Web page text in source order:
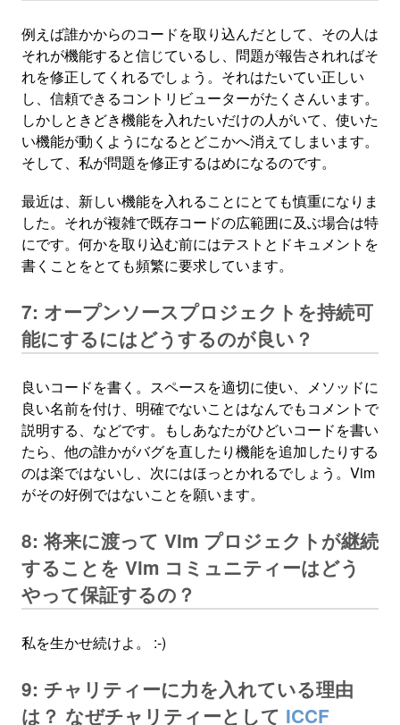
例えば誰かからのコードを取り込んだとして、その人は
それが機能すると信じているし、問題が報告されればそ
れを修正してくれるでしょう。それはたいてい正しい
し、信頼できるコントリビューターがたくさんいます。
しかしときどき機能を入れたいだけの人がいて、使いた
い機能が動くようになるとどこかへ消えてしまいます。
そして、私が問題を修正するはめになるのです。
最近は、新しい機能を入れることにとても慎重になりま
した。それが複雑で既存コードの広範囲に及ぶ場合は特
にです。何かを取り込む前にはテストとドキュメントを
書くことをとても頻繁に要求しています。
7: オープンソースプロジェクトを持続可
能にするにはどうするのが良い？
良いコードを書く。スペースを適切に使い、メソッドに
良い名前を付け、明確でないことはなんでもコメントで
説明する、などです。もしあなたがひどいコードを書い
たら、他の誰かがバグを直したり機能を追加したりする
のは楽ではないし、次にはほっとかれるでしょう。Vim
がその好例ではないことを願います。
8: 将来に渡って Vim プロジェクトが継続
することを Vim コミュニティーはどう
やって保証するの？
私を生かせ続けよ。 :-)
9: チャリティーに力を入れている理由
は？ なぜチャリティーとして ICCF